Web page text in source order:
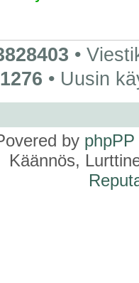
•
1276 • Uusin
by phpPP
Käännös,